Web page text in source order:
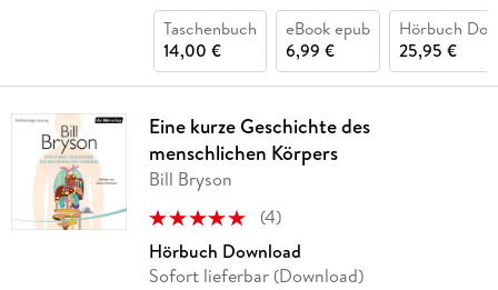
Taschenbuch
14,00 €
eBook epub
6,99 €
Hörbuch
25,95 €
Eine kurze Geschichte des
menschlichen Körpers
Bill Bryson
(4)
Hörbuch Download
Sofort lieferbar (Download)